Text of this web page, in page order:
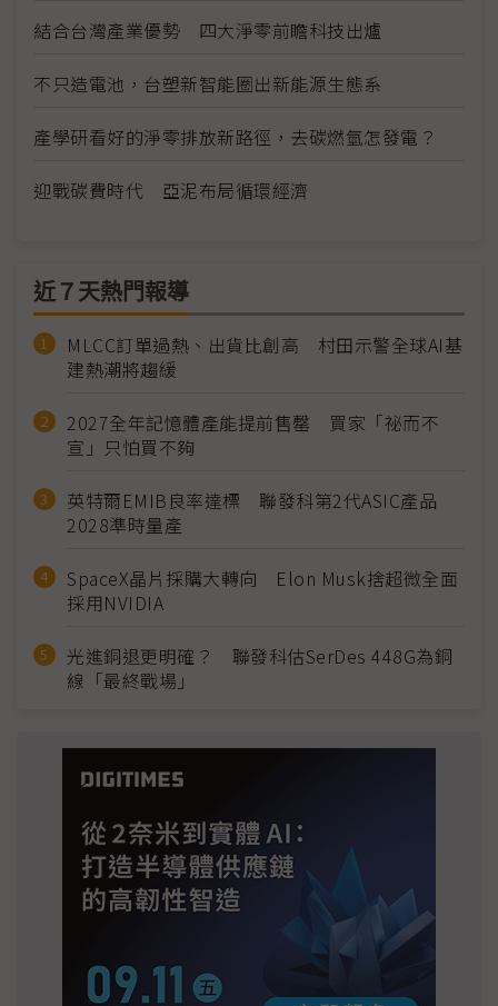
結合台灣產業優勢 四大淨零前瞻科技出爐
不只造電池，台塑新智能圈出新能源生態系
產學研看好的淨零排放新路徑，去碳燃氫怎發電？
迎戰碳費時代 亞泥布局循環經濟
近７天熱門報導
MLCC訂單過熱、出貨比創高 村田示警全球AI基
建熱潮將趨緩
2027全年記憶體產能提前售罄 買家「祕而不
宣」只怕買不夠
英特爾EMIB良率達標 聯發科第2代ASIC產品
2028準時量產
SpaceX晶片採購大轉向 Elon Musk捨超微全面
採用NVIDIA
光進銅退更明確？ 聯發科估SerDes 448G為銅
線「最終戰場」